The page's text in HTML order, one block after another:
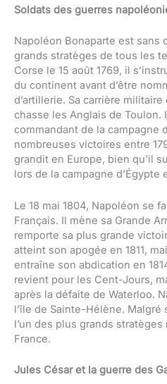
Soldats des guerres
Napoléon Bonaparte est sans
grands stratèges de tous les
Corse le 15 août 1769, il
du continent avant d’être
d’artillerie. Sa carrière
chasse les Anglais de Toulon.
commandant de la campagne
nombreuses victoires entre
grandit en Europe, bien qu’il
lors de la campagne d’Égypte
Le 18 mai 1804, Napoléon se
Français. Il mène sa Grande
remporte sa plus grande
atteint son apogée en 1811,
entraîne son abdication en
revient pour les Cent-Jours,
après la défaite de Waterloo.
l’île de Sainte-Hélène.
l’un des plus grands
France.
Jules César et la guerre des